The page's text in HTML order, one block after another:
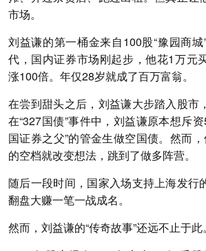
市场。
刘益谦的第一桶金来自100股“豫园商
代，国内证券市场刚起步，他花1万元
涨100倍。年仅28岁就成了百万富翁。
在尝到甜头之后，刘益谦大步踏入股市
在“327国债”事件中，刘益谦原本想斥
国证券之父”的管金生做空国债。然而
的空档就改变想法，跳到了做多阵营。
随后一段时间，国家入场支持上海发行
翻盘大赚一笔一战成名。
然而，刘益谦的“传奇故事”还远不止于此。